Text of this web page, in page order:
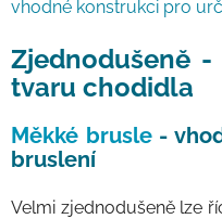
vhodné konstrukci pro
Zjednodušeně
tvaru chodidla
Měkké brusle -
bruslení
Velmi zjednodušeně lze